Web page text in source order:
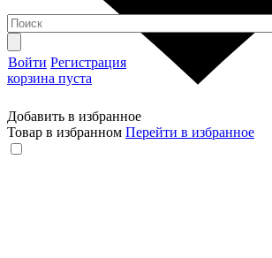
Войти Регистрация
корзина пуста
Добавить в избранное
Товар в избранном Перейти в избранное